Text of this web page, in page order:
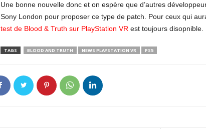
Une bonne nouvelle donc et on espère que d’autres
Sony London pour proposer ce type de patch. Pour ceux qui
test de Blood & Truth sur PlayStation VR est toujours disopnible.
TAGS BLOOD AND TRUTH NEWS PLAYSTATION VR PS5